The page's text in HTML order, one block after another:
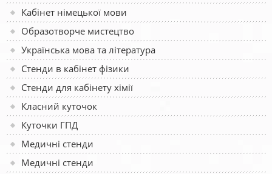
Кабінет німецької мови
Образотворче мистецтво
Українська мова та література
Стенди в кабінет фізики
Стенди для кабінету хімії
Класний куточок
Куточки ГПД
Медичні стенди
Медичні стенди